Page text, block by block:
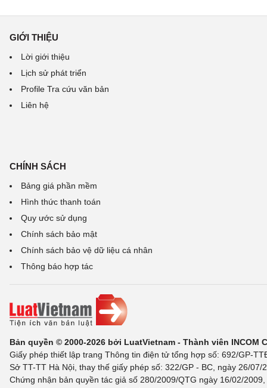
GIỚI THIỆU
Lời giới thiệu
Lịch sử phát triển
Profile Tra cứu văn bản
Liên hệ
CHÍNH SÁCH
Bảng giá phần mềm
Hình thức thanh toán
Quy ước sử dụng
Chính sách bảo mật
Chính sách bảo vệ dữ liệu cá nhân
Thông báo hợp tác
Bản quyền © 2000-2026 bởi LuatVietnam - Thành viên INCOM
Giấy phép thiết lập trang Thông tin điện tử tổng hợp số: 692/GP-
Sở TT-TT Hà Nội, thay thế giấy phép số: 322/GP - BC, ngày 26/
Chứng nhận bản quyền tác giả số 280/2009/QTG ngày 16/02/